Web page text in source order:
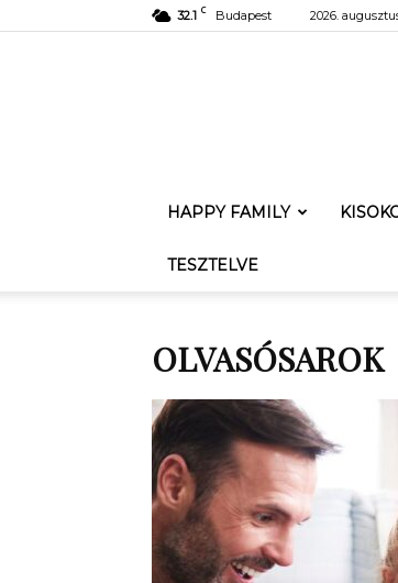
32.1 C Budapest 2026.
HAPPY FAMILY
TESZTELVE
OLVASÓSAROK